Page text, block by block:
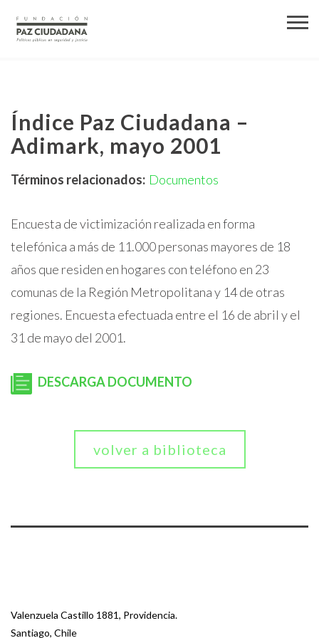
Índice Paz Ciudadana –
Adimark, mayo 2001
Términos relacionados: Documentos
Encuesta de victimización realizada en forma
telefónica a más de 11.000 personas mayores de 18
años que residen en hogares con teléfono en 23
comunas de la Región Metropolitana y 14 de otras
regiones. Encuesta efectuada entre el 16 de abril y el
31 de mayo del 2001.
DESCARGA DOCUMENTO
volver a biblioteca
Valenzuela Castillo 1881, Providencia.
Santiago, Chile